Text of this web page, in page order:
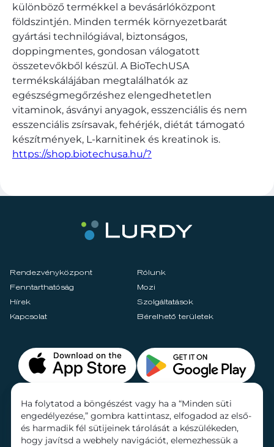
különböző termékkel a bevásárlóközpont
földszintjén. Minden termék környezetbarát
gyártási technilógiával, biztonságos,
doppingmentes, gondosan válogatott
összetevőkből készül. A BioTechUSA
termékskálájában megtalálhatók az
egészségmegőrzéshez elengedhetetlen
vitaminok, ásványi anyagok, esszenciális és nem
esszenciális zsírsavak, fehérjék, diétát támogató
készítmények, L-karnitinek és kreatinok is.
https://shop.biotechusa.hu/?
Rendezvényközpont
Rólunk
Fenntarthatóság
Mozi
Hírek
Szolgáltatások
Kapcsolat
Bérelhető területek
Ha folytatod a böngészést vagy ha a “Minden süti
engedélyezése,” gombra kattintasz, elfogadod az első-
és harmadik fél sütijeinek tárolását a készülékeden,
hogy javítsd a webhely navigációt, elemezhessük a